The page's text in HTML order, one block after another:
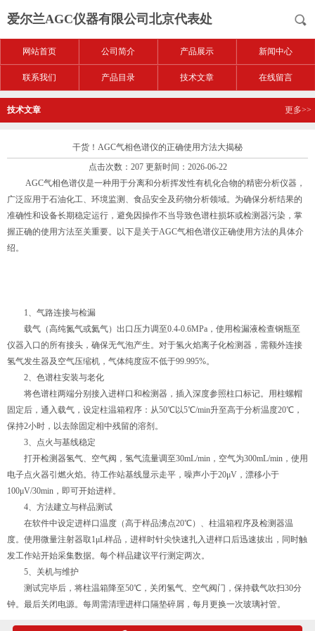
爱尔兰AGC仪器有限公司北京代表处
网站首页 公司简介 产品展示 新闻中心
联系我们 产品目录 技术文章 在线留言
技术文章 更多>>
干货！AGC气相色谱仪的正确使用方法大揭秘
点击次数：207 更新时间：2026-06-22
AGC气相色谱仪是一种用于分离和分析挥发性有机化合物的精密分析仪器，
广泛应用于石油化工、环境监测、食品安全及药物分析领域。为确保分析结果的
准确性和设备长期稳定运行，避免因操作不当导致色谱柱损坏或检测器污染，掌
握正确的使用方法至关重要。以下是关于AGC气相色谱仪正确使用方法的具体介
绍。
1、气路连接与检漏
载气（高纯氮气或氦气）出口压力调至0.4-0.6MPa，使用检漏液检查钢瓶至
仪器入口的所有接头，确保无气泡产生。对于氢火焰离子化检测器，需额外连接
氢气发生器及空气压缩机，气体纯度应不低于99.995%。
2、色谱柱安装与老化
将色谱柱两端分别接入进样口和检测器，插入深度参照柱口标记。用柱螺帽
固定后，通入载气，设定柱温箱程序：从50℃以5℃/min升至高于分析温度20℃，
保持2小时，以去除固定相中残留的溶剂。
3、点火与基线稳定
打开检测器氢气、空气阀，氢气流量调至30mL/min，空气为300mL/min，使用
电子点火器引燃火焰。待工作站基线显示走平，噪声小于20μV，漂移小于
100μV/30min，即可开始进样。
4、方法建立与样品测试
在软件中设定进样口温度（高于样品沸点20℃）、柱温箱程序及检测器温
度。使用微量注射器取1μL样品，进样时针尖快速扎入进样口后迅速拔出，同时触
发工作站开始采集数据。每个样品建议平行测定两次。
5、关机与维护
测试完毕后，将柱温箱降至50℃，关闭氢气、空气阀门，保持载气吹扫30分
钟。最后关闭电源。每周需清理进样口隔垫碎屑，每月更换一次玻璃衬管。